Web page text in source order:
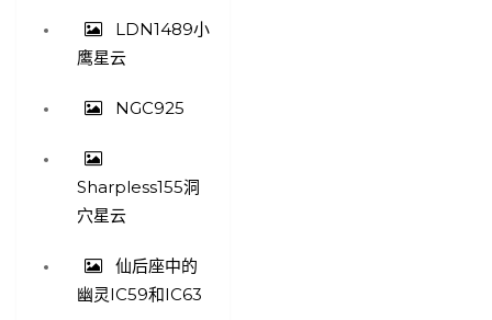
LDN1489小
鹰星云
NGC925
Sharpless155洞
穴星云
仙后座中的
幽灵IC59和IC63